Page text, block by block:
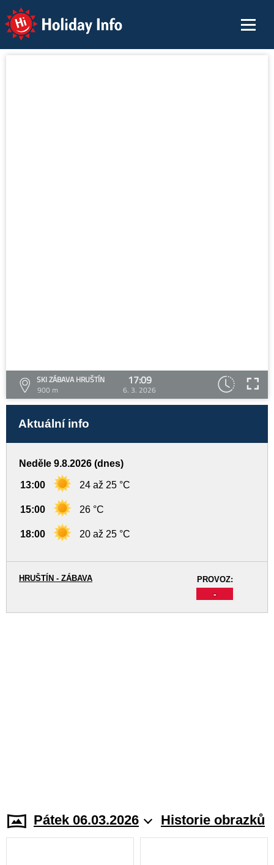
Holiday Info
SKI ZÁBAVA HRUŠTÍN
900 m
17:09
6. 3. 2026
Aktuální info
Neděle 9.8.2026 (dnes)
13:00 24 až 25 °C
15:00 26 °C
18:00 20 až 25 °C
PROVOZ:
-
HRUŠTÍN - ZÁBAVA
Pátek 06.03.2026 Historie obrazků